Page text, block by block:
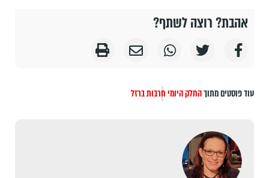
אהבת? רוצה לשתף?
עוד פוסטים מתוךהחלק היומיחרבות ברזל